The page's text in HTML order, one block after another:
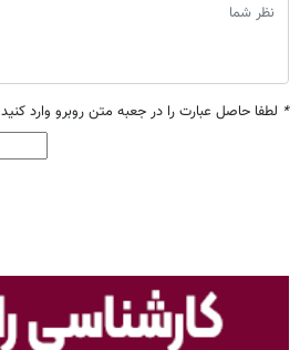
* لطفا حاصل عبارت را در جعبه متن روبرو وارد کنید